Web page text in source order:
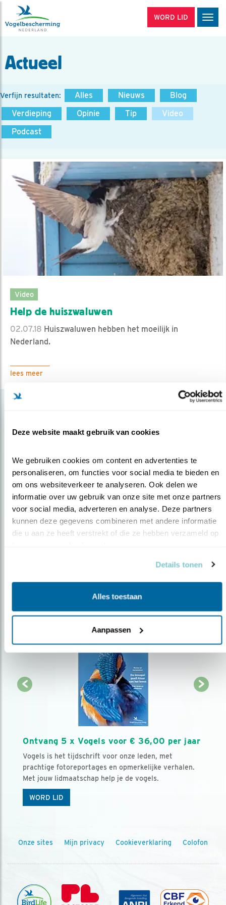
Deze website maakt gebruik van cookies
We gebruiken cookies om content en advertenties te
personaliseren, om functies voor social media te bieden en
om ons websiteverkeer te analyseren. Ook delen we
informatie over uw gebruik van onze site met onze partners
voor social media, adverteren en analyse. Deze partners
kunnen deze gegevens combineren met andere informatie
die u aan ze heeft verstrekt of die ze hebben verzameld op
Details tonen
Alles toestaan
Aanpassen
WORD LID
Actueel
Verfijn resultaten: Alles Nieuws
Blog
Verdieping
Opinie Tip
Video
Podcast
Video
Help de huiszwaluwen
02.07.18 Huiszwaluwen hebben het moeilijk in
Nederland.
lees meer
Op de hoogte blijven?
over vogels en activiteiten van Vogelbescherming.
AANMELDEN VOGELNIEUWS
Ontvang 5 x Vogels voor € 36,00 per jaar
Vogels is het tijdschrift voor onze leden, met
prachtige fotoreportages en opmerkelijke verhalen.
Met jouw lidmaatschap help je de vogels.
WORD LID
Onze sites Mijn privacy Cookieverklaring Colofon